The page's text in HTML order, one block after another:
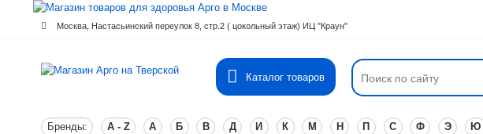
Москва, Настасьинский переулок 8, стр.2 ( цокольный этаж) ИЦ "Краун"
Каталог товаров
Бренды: A - Z А Б В Д И К М Н П С Ф Э Ю